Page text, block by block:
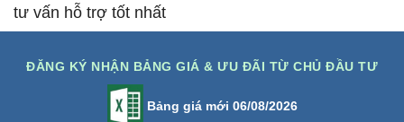
tư vấn hỗ trợ tốt nhất
ĐĂNG KÝ NHẬN BẢNG GIÁ & ƯU ĐÃI TỪ CHỦ ĐẦU TƯ
Bảng giá mới 06/08/2026